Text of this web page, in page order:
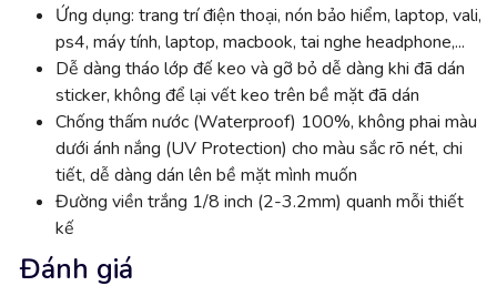
Ứng dụng: trang trí điện thoại, nón bảo hiểm, laptop, vali,
ps4, máy tính, laptop, macbook, tai nghe headphone,...
Dễ dàng tháo lớp đế keo và gỡ bỏ dễ dàng khi đã dán
sticker, không để lại vết keo trên bề mặt đã dán
Chống thấm nước (Waterproof) 100%, không phai màu
dưới ánh nắng (UV Protection) cho màu sắc rõ nét, chi
tiết, dễ dàng dán lên bề mặt mình muốn
Đường viền trắng 1/8 inch (2-3.2mm) quanh mỗi thiết
kế
Đánh giá